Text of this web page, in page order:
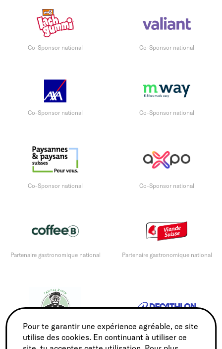
Co-Sponsor national Co-Sponsor national
Co-Sponsor national Co-Sponsor national
Co-Sponsor national Co-Sponsor national
Partenaire gastronomique national Partenaire gastronomique national
Partenaire gastronomique national Sports Partner
Pour te garantir une expérience agréable, ce site
utilise des cookies. En continuant à utiliser ce